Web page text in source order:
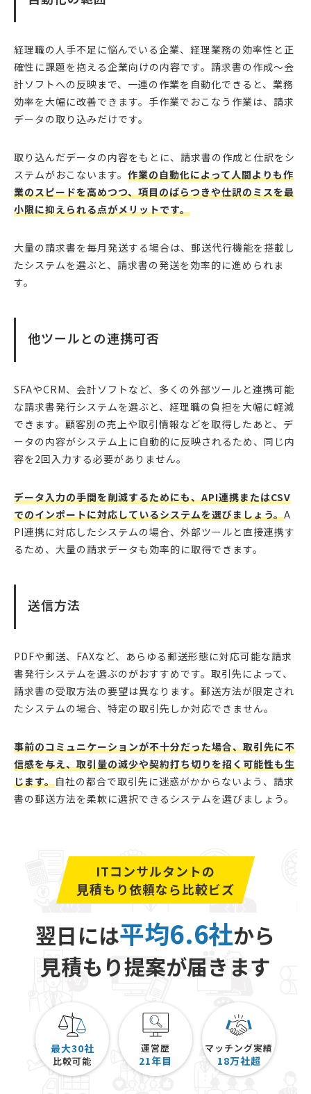
経理職の人手不足に悩んでいる企業、経理業務の効率性と正
確性に課題を抱える企業向けの内容です。請求書の作成～会
計ソフトへの反映まで、一連の作業を自動化できると、業務
効率を大幅に改善できます。手作業でおこなう作業は、請求
データの取り込みだけです。
取り込んだデータの内容をもとに、請求書の作成と仕訳をシ
ステムがおこないます。 作業の自動化によって人間よりも作
業のスピードを高めつつ、項目のばらつきや仕訳のミスを最
小限に抑えられる点がメリットです。
大量の請求書を毎月発送する場合は、郵送代行機能を搭載し
たシステムを選ぶと、請求書の発送を効率的に進められま
す。
他ツールとの連携可否
SFAやCRM、会計ソフトなど、多くの外部ツールと連携可能
な請求書発行システムを選ぶと、経理職の負担を大幅に軽減
できます。顧客別の売上や取引情報などを取得したあと、デ
ータの内容がシステム上に自動的に反映されるため、同じ内
容を2回入力する必要がありません。
データ入力の手間を削減するためにも、API連携またはCSV
でのインポートに対応しているシステムを選びましょう。A
PI連携に対応したシステムの場合、外部ツールと直接連携す
るため、大量の請求データも効率的に取得できます。
送信方法
PDFや郵送、FAXなど、あらゆる郵送形態に対応可能な請求
書発行システムを選ぶのがおすすめです。取引先によって、
請求書の受取方法の要望は異なります。郵送方法が限定され
たシステムの場合、特定の取引先しか対応できません。
事前のコミュニケーションが不十分だった場合、取引先に不
信感を与え、取引量の減少や契約打ち切りを招く可能性も生
じます。自社の都合で取引先に迷惑がかからないよう、請求
書の郵送方法を柔軟に選択できるシステムを選びましょう。
ITコンサルタントの
見積もり依頼なら比較ビズ
翌日には平均6.6社から
見積もり提案が届きます
最大30社
比較可能
運営歴
21年目
マッチング実績
18万社超